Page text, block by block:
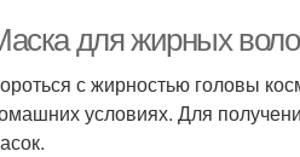
для жирных
с жирностью головы
условиях. Для